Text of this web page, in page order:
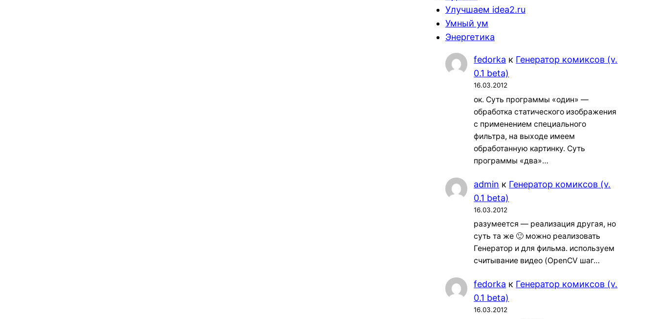
Улучшаем idea2.ru
Умный ум
Энергетика
fedorka к Генератор комиксов (v.
0.1 beta)
16.03.2012
ок. Суть программы «один» —
обработка статического изображения
с применением специального
фильтра, на выходе имеем
обработанную картинку. Суть
программы «два»…
admin к Генератор комиксов (v.
0.1 beta)
16.03.2012
разумеется — реализация другая, но
суть та же 🙂 можно реализовать
Генератор и для фильма. используем
считывание видео (OpenCV шаг…
fedorka к Генератор комиксов (v.
0.1 beta)
16.03.2012